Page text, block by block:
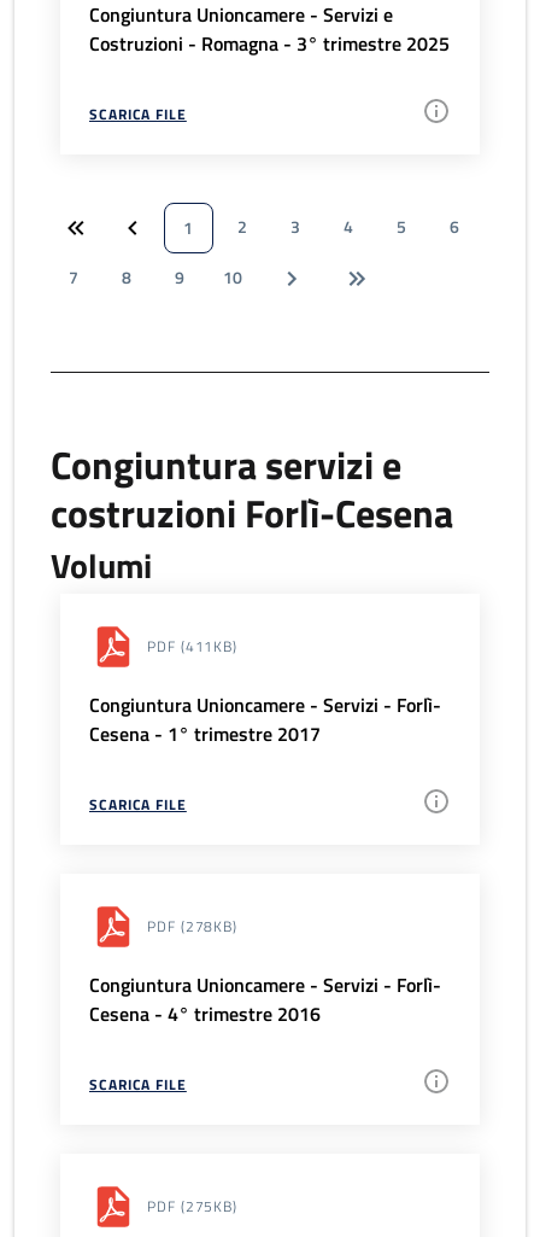
Congiuntura Unioncamere - Servizi e
Costruzioni - Romagna - 3° trimestre 2025
SCARICA FILE
1 2 3 4 5
6
7
8 9 10
Congiuntura servizi e
costruzioni Forlì-Cesena
Volumi
PDF (411KB)
Congiuntura Unioncamere - Servizi - Forlì-
Cesena - 1° trimestre 2017
SCARICA FILE
PDF (278KB)
Congiuntura Unioncamere - Servizi - Forlì-
Cesena - 4° trimestre 2016
SCARICA FILE
PDF (275KB)